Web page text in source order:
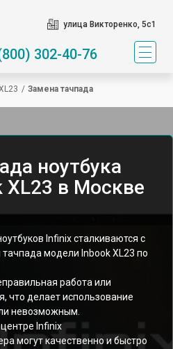
улица Викторенко, 5с1
302-40-76
/ Замена тачпада
ноутбука
XL23 в Москве
Infinix сталкиваются с
модели Inbook XL23 по
работа или
что делает использование
невозможным.
Infinix
могут качественно и быстро